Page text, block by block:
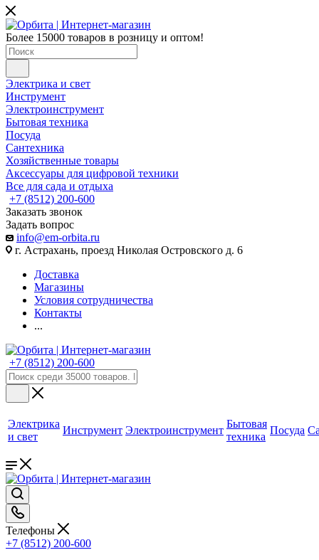
Более 15000 товаров в розницу и оптом!
Электрика и свет
Инструмент
Электроинструмент
Бытовая техника
Посуда
Сантехника
Хозяйственные товары
Аксессуары для цифровой техники
Все для сада и отдыха
+7 (8512) 200-600
Заказать звонок
Задать вопрос
info@em-orbita.ru
г. Астрахань, проезд Николая Островского д. 6
Доставка
Магазины
Условия сотрудничества
Контакты
...
+7 (8512) 200-600
Электрика
и свет
Инструмент Электроинструмент
Бытовая
техника
Посуда
Телефоны
+7 (8512) 200-600